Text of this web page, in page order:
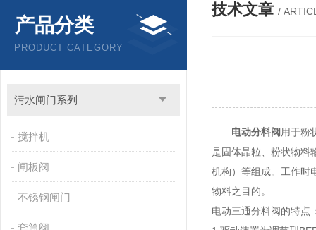
产品分类
PRODUCT CATEGORY
污水闸门系列
搅拌机
闸板阀
不锈钢闸门
套筒阀
技术文章 /
电动分料阀 用于粉
是固体晶粒、粉状物料
机构）等组成。工作时
物料之目的。
电动三通分料阀的特点